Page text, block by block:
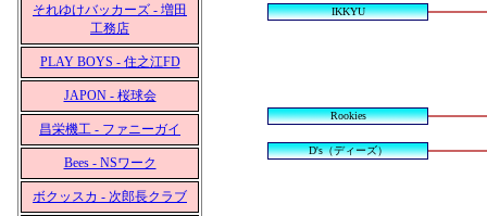
それゆけバッカーズ - 増田
工務店
PLAY BOYS - 住之江FD
JAPON - 桜球会
昌栄機工 - ファニーガイ
Bees - NSワーク
ボクッスカ - 次郎長クラブ
IKKYU
Rookies
D's（ディーズ）